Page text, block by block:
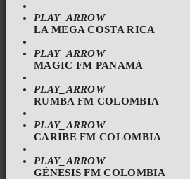
PLAY_ARROW
LA MEGA COSTA RICA
PLAY_ARROW
MAGIC FM PANAMÁ
PLAY_ARROW
RUMBA FM COLOMBIA
PLAY_ARROW
CARIBE FM COLOMBIA
PLAY_ARROW
GÉNESIS FM COLOMBIA